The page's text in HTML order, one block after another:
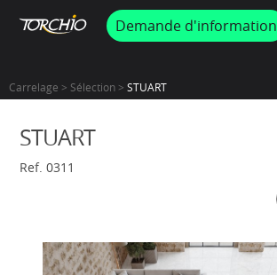
PROMOS & ACTUSDemande d'information
Carrelage > Sélection > STUART
STUART
Ref. 0311